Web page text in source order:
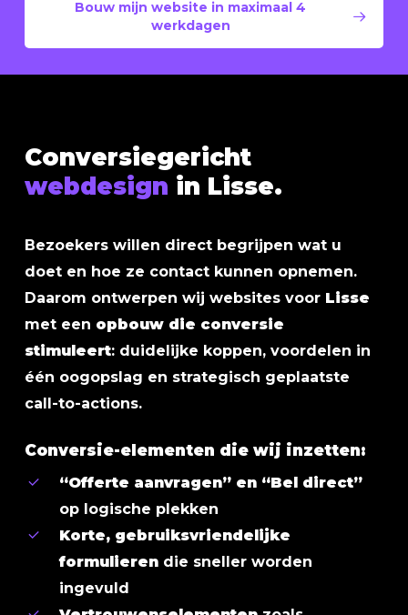
Bouw mijn website in maximaal 4
werkdagen
Conversiegericht
webdesign in Lisse.
Bezoekers willen direct begrijpen wat u
doet en hoe ze contact kunnen opnemen.
Daarom ontwerpen wij websites voor Lisse
met een opbouw die conversie
stimuleert: duidelijke koppen, voordelen in
één oogopslag en strategisch geplaatste
call-to-actions.
Conversie-elementen die wij inzetten:
“Offerte aanvragen” en “Bel direct”
op logische plekken
Korte, gebruiksvriendelijke
formulierendie sneller worden
ingevuld